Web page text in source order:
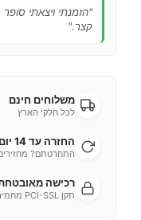
"הזמנתי ויצאתי
קצר."
משלוחים חינם
לכל חלקי הארץ
החזרה עד 14 יום
התחרטתם?
רכישה
תקן PCI-SSL מחמיר